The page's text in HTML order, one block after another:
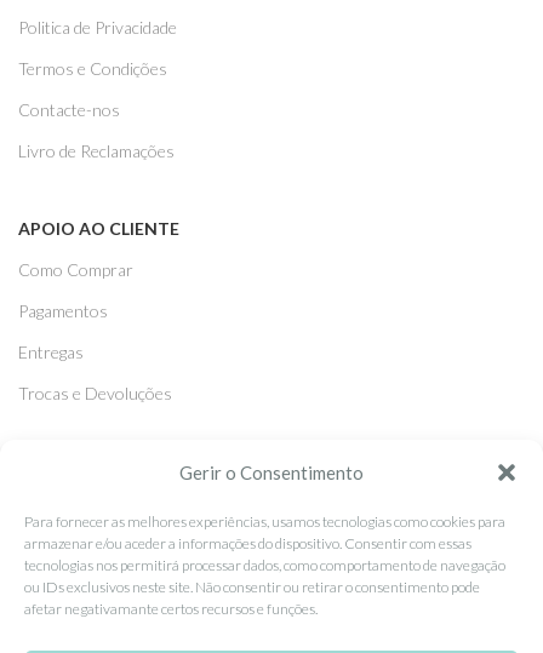
Gerir o Consentimento
Para fornecer as melhores experiências, usamos tecnologias como cookies para
armazenar e/ou aceder a informações do dispositivo. Consentir com essas
tecnologias nos permitirá processar dados, como comportamento de navegação
ou IDs exclusivos neste site. Não consentir ou retirar o consentimento pode
afetar negativamante certos recursos e funções.
Politica de Privacidade
Termos e Condições
Contacte-nos
Livro de Reclamações
APOIO AO CLIENTE
Como Comprar
Pagamentos
Entregas
Trocas e Devoluções
Facebook
Instagram
Pinterest